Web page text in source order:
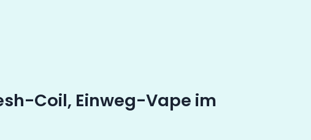
Coil, Einweg-Vape im